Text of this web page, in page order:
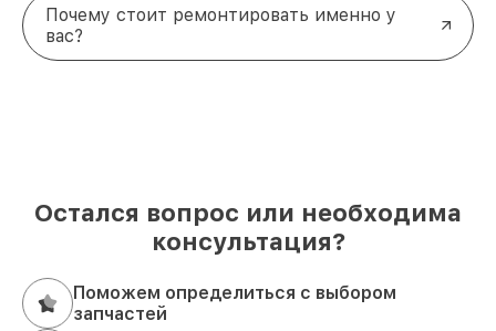
Почему стоит ремонтировать именно у
вас?
Остался вопрос или необходима
консультация?
Поможем определиться с выбором
запчастей